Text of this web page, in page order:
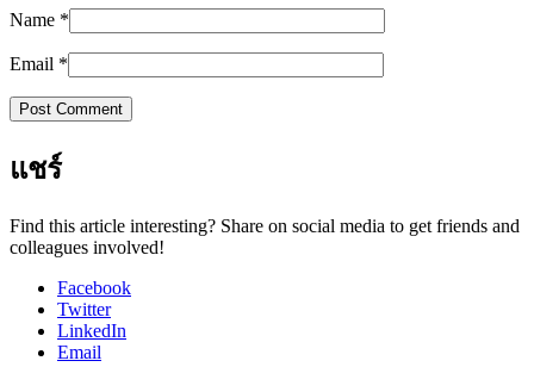
Name *
Email *
แชร์
Find this article interesting? Share on social media to get friends and
colleagues involved!
Facebook
Twitter
LinkedIn
Email